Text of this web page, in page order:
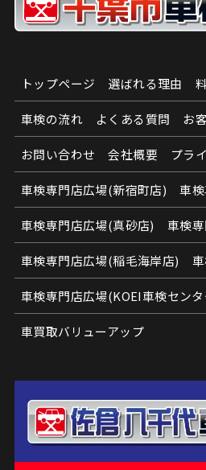
トップページ 選ばれる理由
車検の流れ よくある質問 お
お問い合わせ 会社概要 プラ
車検専門店広場(新宿町店) 車
車検専門店広場(真砂店) 車検
車検専門店広場(稲毛海岸店)
車検専門店広場(KOEI車検セン
車買取バリューアップ